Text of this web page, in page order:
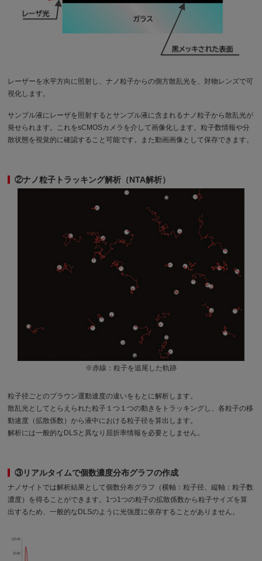
レーザーを水平方向に照射し、ナノ粒子からの側方散乱光を、対物レンズで可
視化します。
サンプル液にレーザを照射するとサンプル液に含まれるナノ粒子から散乱光が
発せられます。これをsCMOSカメラを介して画像化します。粒子数情報や分
散状態を視覚的に確認すること可能です。また動画画像として保存できます。
②ナノ粒子トラッキング解析（NTA解析）
※赤線：粒子を追尾した軌跡
粒子径ごとのブラウン運動速度の違いをもとに解析します。
散乱光としてとらえられた粒子１つ１つの動きをトラッキングし、各粒子の移
動速度（拡散係数）から液中における粒子径を算出します。
解析には一般的なDLSと異なり屈折率情報を必要としません。
③リアルタイムで個数濃度分布グラフの作成
ナノサイトでは解析結果として個数分布グラフ（横軸：粒子径、縦軸：粒子数
濃度）を得ることができます。1つ1つの粒子の拡散係数から粒子サイズを算
出するため、一般的なDLSのように光強度に依存することがありません。